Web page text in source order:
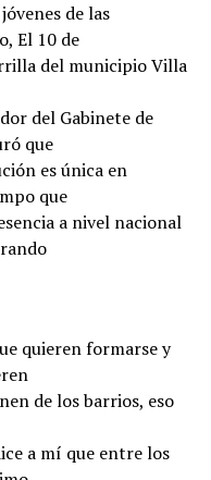
de las
El 10 de
del municipio Villa
del Gabinete de
que
es única en
que
a nivel nacional
quieren formarse y
de los barrios, eso
a mí que entre los